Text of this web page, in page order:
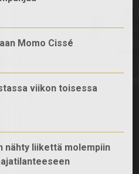
Momo Cissé
viikon toisessa
nähty liikettä molempiin